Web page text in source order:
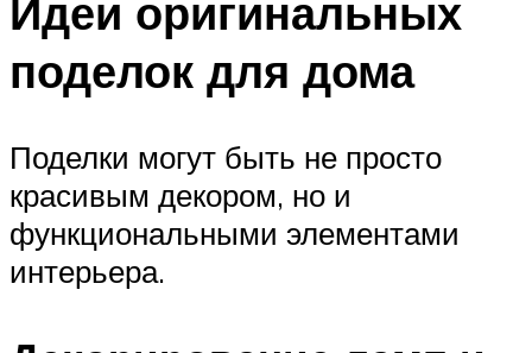
Идеи оригинальных
поделок для дома
Поделки могут быть не просто
красивым декором, но и
функциональными элементами
интерьера.